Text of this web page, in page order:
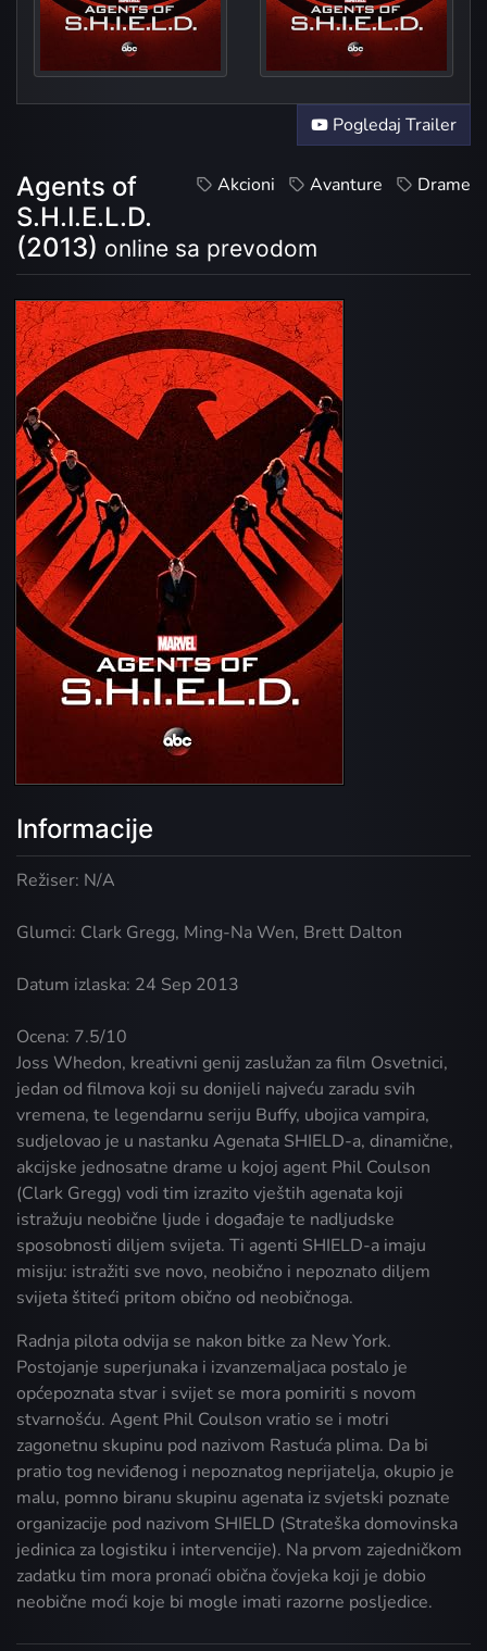
Pogledaj Trailer
Akcioni Avanture Drame
Agents of
S.H.I.E.L.D.
(2013) online sa prevodom
Informacije
Režiser: N/A
Glumci: Clark Gregg, Ming-Na Wen, Brett Dalton
Datum izlaska: 24 Sep 2013
Ocena: 7.5/10
Joss Whedon, kreativni genij zaslužan za film Osvetnici,
jedan od filmova koji su donijeli najveću zaradu svih
vremena, te legendarnu seriju Buffy, ubojica vampira,
sudjelovao je u nastanku Agenata SHIELD-a, dinamične,
akcijske jednosatne drame u kojoj agent Phil Coulson
(Clark Gregg) vodi tim izrazito vještih agenata koji
istražuju neobične ljude i događaje te nadljudske
sposobnosti diljem svijeta. Ti agenti SHIELD-a imaju
misiju: istražiti sve novo, neobično i nepoznato diljem
svijeta štiteći pritom obično od neobičnoga.
Radnja pilota odvija se nakon bitke za New York.
Postojanje superjunaka i izvanzemaljaca postalo je
općepoznata stvar i svijet se mora pomiriti s novom
stvarnošću. Agent Phil Coulson vratio se i motri
zagonetnu skupinu pod nazivom Rastuća plima. Da bi
pratio tog neviđenog i nepoznatog neprijatelja, okupio je
malu, pomno biranu skupinu agenata iz svjetski poznate
organizacije pod nazivom SHIELD (Strateška domovinska
jedinica za logistiku i intervencije). Na prvom zajedničkom
zadatku tim mora pronaći obična čovjeka koji je dobio
neobične moći koje bi mogle imati razorne posljedice.